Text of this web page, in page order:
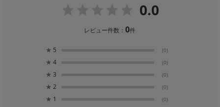
0.0
レビュー件数：0件
★ 5 (0)
★ 4 (0)
★ 3 (0)
★ 2 (0)
★ 1 (0)